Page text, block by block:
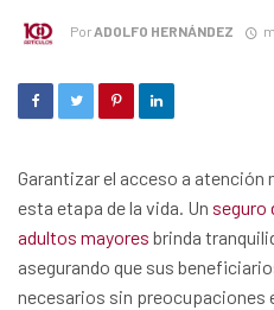
Por ADOLFO HERNÁNDEZ
Garantizar el acceso a atención
esta etapa de la vida. Un seguro
adultos mayores brinda
asegurando que sus
necesarios sin preocupaciones